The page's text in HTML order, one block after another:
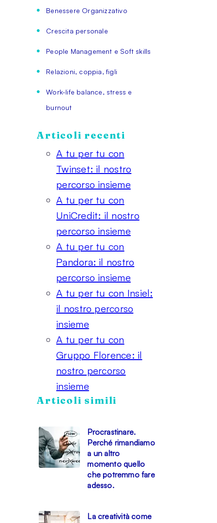
Benessere Organizzativo
Crescita personale
People Management e Soft skills
Relazioni, coppia, figli
Work-life balance, stress e
burnout
Articoli recenti
A tu per tu con
Twinset: il nostro
percorso insieme
A tu per tu con
UniCredit: il nostro
percorso insieme
A tu per tu con
Pandora: il nostro
percorso insieme
A tu per tu con Insiel:
il nostro percorso
insieme
A tu per tu con
Gruppo Florence: il
nostro percorso
insieme
Articoli simili
Procrastinare.
Perché rimandiamo
a un altro
momento quello
che potremmo fare
adesso.
La creatività come